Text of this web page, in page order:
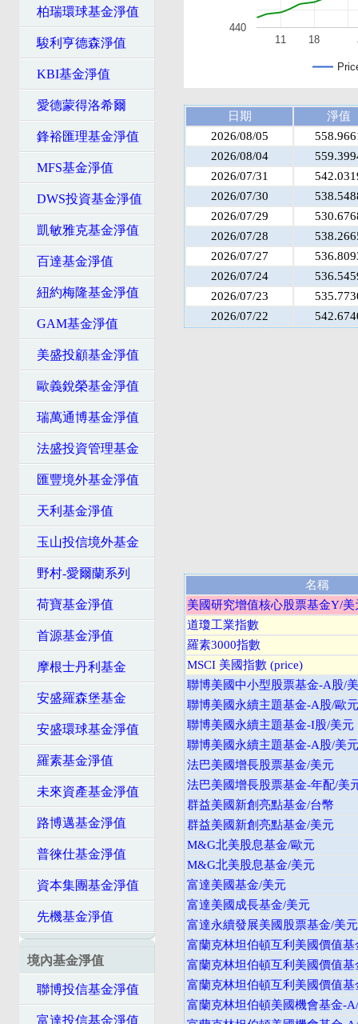
柏瑞環球基金淨值
駿利亨德森淨值
KBI基金淨值
愛德蒙得洛希爾
鋒裕匯理基金淨值
MFS基金淨值
DWS投資基金淨值
凱敏雅克基金淨值
百達基金淨值
紐約梅隆基金淨值
GAM基金淨值
美盛投顧基金淨值
歐義銳榮基金淨值
瑞萬通博基金淨值
法盛投資管理基金
匯豐境外基金淨值
天利基金淨值
玉山投信境外基金
野村-愛爾蘭系列
荷寶基金淨值
首源基金淨值
摩根士丹利基金
安盛羅森堡基金
安盛環球基金淨值
羅素基金淨值
未來資產基金淨值
路博邁基金淨值
普徠仕基金淨值
資本集團基金淨值
先機基金淨值
境內基金淨值
聯博投信基金淨值
富達投信基金淨值
11 18
440
日期
淨值
2026/08/05
2026/08/04
2026/07/31
2026/07/30
2026/07/29
2026/07/28
2026/07/27
2026/07/24
2026/07/23
2026/07/22
名稱
美國研究增值核心股票基金Y/美
道瓊工業指數
羅素3000指數
MSCI 美國指數 (price)
聯博美國中小型股票基金-A股/
聯博美國永續主題基金-A股/歐元
聯博美國永續主題基金-I股/美元
聯博美國永續主題基金-A股/美元
法巴美國增長股票基金/美元
法巴美國增長股票基金-年配/美
群益美國新創亮點基金/台幣
群益美國新創亮點基金/美元
M&G北美股息基金/歐元
M&G北美股息基金/美元
富達美國基金/美元
富達美國成長基金/美元
富達永續發展美國股票基金/美元
富蘭克林坦伯頓互利美國價值
富蘭克林坦伯頓互利美國價值
富蘭克林坦伯頓互利美國價值
富蘭克林坦伯頓美國機會基金-